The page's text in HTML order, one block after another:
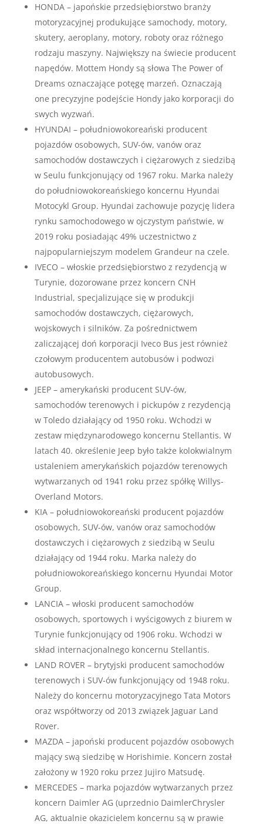
HONDA – japońskie przedsiębiorstwo branży
motoryzacyjnej produkujące samochody, motory,
skutery, aeroplany, motory, roboty oraz różnego
rodzaju maszyny. Największy na świecie producent
napędów. Mottem Hondy są słowa The Power of
Dreams oznaczające potęgę marzeń. Oznaczają
one precyzyjne podejście Hondy jako korporacji do
swych wyzwań.
HYUNDAI – południowokoreański producent
pojazdów osobowych, SUV-ów, vanów oraz
samochodów dostawczych i ciężarowych z siedzibą
w Seulu funkcjonujący od 1967 roku. Marka należy
do południowokoreańskiego koncernu Hyundai
Motocykl Group. Hyundai zachowuje pozycję lidera
rynku samochodowego w ojczystym państwie, w
2019 roku posiadając 49% uczestnictwo z
najpopularniejszym modelem Grandeur na czele.
IVECO – włoskie przedsiębiorstwo z rezydencją w
Turynie, dozorowane przez koncern CNH
Industrial, specjalizujące się w produkcji
samochodów dostawczych, ciężarowych,
wojskowych i silników. Za pośrednictwem
zaliczającej doń korporacji Iveco Bus jest również
czołowym producentem autobusów i podwozi
autobusowych.
JEEP – amerykański producent SUV-ów,
samochodów terenowych i pickupów z rezydencją
w Toledo działający od 1950 roku. Wchodzi w
zestaw międzynarodowego koncernu Stellantis. W
latach 40. określenie Jeep było także kolokwialnym
ustaleniem amerykańskich pojazdów terenowych
wytwarzanych od 1941 roku przez spółkę Willys-
Overland Motors.
KIA – południowokoreański producent pojazdów
osobowych, SUV-ów, vanów oraz samochodów
dostawczych i ciężarowych z siedzibą w Seulu
działający od 1944 roku. Marka należy do
południowokoreańskiego koncernu Hyundai Motor
Group.
LANCIA – włoski producent samochodów
osobowych, sportowych i wyścigowych z biurem w
Turynie funkcjonujący od 1906 roku. Wchodzi w
skład internacjonalnego koncernu Stellantis.
LAND ROVER – brytyjski producent samochodów
terenowych i SUV-ów funkcjonujący od 1948 roku.
Należy do koncernu motoryzacyjnego Tata Motors
oraz współtworzy od 2013 związek Jaguar Land
Rover.
MAZDA – japoński producent pojazdów osobowych
mający swą siedzibę w Horishimie. Koncern został
założony w 1920 roku przez Jujiro Matsudę.
MERCEDES – marka pojazdów wytwarzanych przez
koncern Daimler AG (uprzednio DaimlerChrysler
AG, aktualnie okazicielem koncernu są w prawie